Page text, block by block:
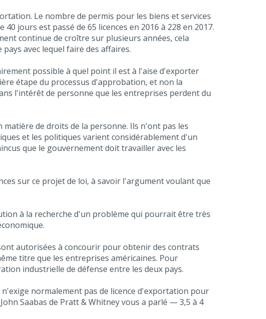
Le nombre de permis pour les biens et services
jours est passé de 65 licences en 2016 à 228 en 2017.
continue de croître sur plusieurs années, cela
avec lequel faire des affaires.
possible à quel point il est à l'aise d'exporter
étape du processus d'approbation, et non la
l'intérêt de personne que les entreprises perdent du
de droits de la personne. Ils n'ont pas les
et les politiques varient considérablement d'un
que le gouvernement doit travailler avec les
sur ce projet de loi, à savoir l'argument voulant que
à la recherche d'un problème qui pourrait être très
autorisées à concourir pour obtenir des contrats
titre que les entreprises américaines. Pour
industrielle de défense entre les deux pays.
normalement pas de licence d'exportation pour
Saabas de Pratt & Whitney vous a parlé — 3,5 à 4